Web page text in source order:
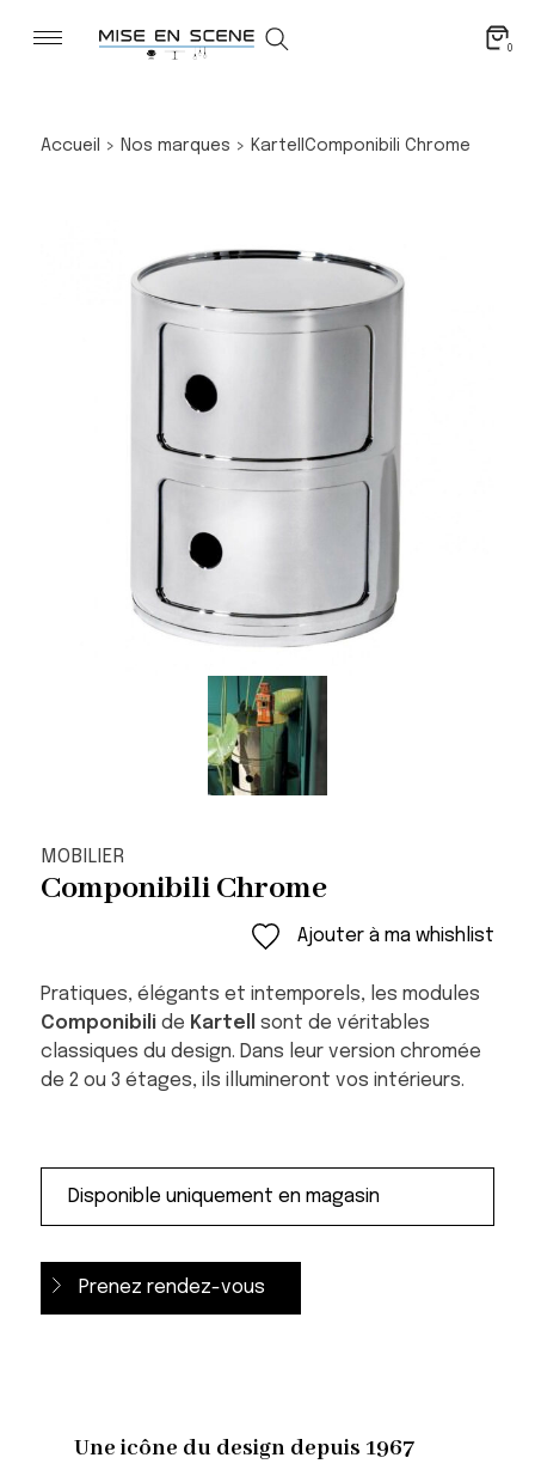
0
Accueil > Nos marques > Kartell Componibili Chrome
MOBILIER
Componibili Chrome
Ajouter à ma whishlist
Pratiques, élégants et intemporels, les modules
Componibilide Kartell
sont de véritables
classiques du design. Dans leur version chromée
de 2 ou 3 étages, ils illumineront vos intérieurs.
Prenez rendez-vous
Une icône du design depuis 1967